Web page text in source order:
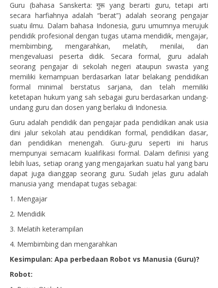
Guru (bahasa Sanskerta: गुरू yang berarti guru, tetapi arti
secara harfiahnya adalah “berat”) adalah seorang pengajar
suatu ilmu. Dalam bahasa Indonesia, guru umumnya merujuk
pendidik profesional dengan tugas utama mendidik, mengajar,
membimbing, mengarahkan, melatih, menilai, dan
mengevaluasi peserta didik. Secara formal, guru adalah
seorang pengajar di sekolah negeri ataupun swasta yang
memiliki kemampuan berdasarkan latar belakang pendidikan
formal minimal berstatus sarjana, dan telah memiliki
ketetapan hukum yang sah sebagai guru berdasarkan undang-
undang guru dan dosen yang berlaku di Indonesia.
Guru adalah pendidik dan pengajar pada pendidikan anak usia
dini jalur sekolah atau pendidikan formal, pendidikan dasar,
dan pendidikan menengah. Guru-guru seperti ini harus
mempunyai semacam kualifikasi formal. Dalam definisi yang
lebih luas, setiap orang yang mengajarkan suatu hal yang baru
dapat juga dianggap seorang guru. Sudah jelas guru adalah
manusia yang mendapat tugas sebagai:
1. Mengajar
2. Mendidik
3. Melatih keterampilan
4. Membimbing dan mengarahkan
Kesimpulan: Apa perbedaan Robot vs Manusia (Guru)?
Robot: